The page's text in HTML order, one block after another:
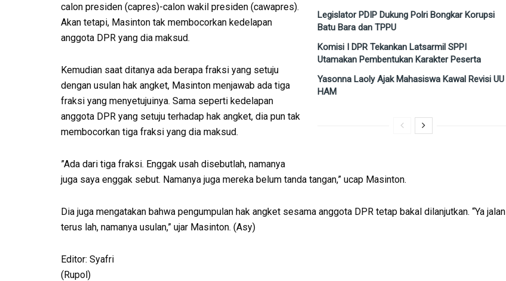
Legislator PDIP Dukung Polri Bongkar Korupsi
Batu Bara dan TPPU
Komisi I DPR Tekankan Latsarmil SPPI
Utamakan Pembentukan Karakter Peserta
Yasonna Laoly Ajak Mahasiswa Kawal Revisi UU
HAM
calon presiden (capres)-calon wakil presiden (cawapres).
Akan tetapi, Masinton tak membocorkan kedelapan
anggota DPR yang dia maksud.
​Kemudian saat ditanya ada berapa fraksi yang setuju
dengan usulan hak angket, Masinton menjawab ada tiga
fraksi yang menyetujuinya. Sama seperti kedelapan
anggota DPR yang setuju terhadap hak angket, dia pun tak
membocorkan tiga fraksi yang dia maksud.
​”Ada dari tiga fraksi. Enggak usah disebutlah, namanya
juga saya enggak sebut. Namanya juga mereka belum tanda tangan,” ucap Masinton.
​Dia juga mengatakan bahwa pengumpulan hak angket sesama anggota DPR tetap bakal dilanjutkan. “Ya jalan
terus lah, namanya usulan,” ujar Masinton. (Asy)
Editor: Syafri
(Rupol)